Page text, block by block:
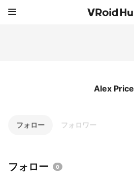
Alex Price
フォロー フォロワー
フォロー 0